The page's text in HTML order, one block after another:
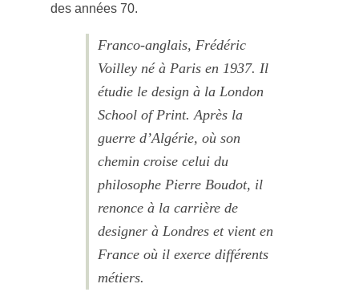
des années 70.
Franco-anglais, Frédéric
Voilley né à Paris en 1937. Il
étudie le design à la London
School of Print. Après la
guerre d’Algérie, où son
chemin croise celui du
philosophe Pierre Boudot, il
renonce à la carrière de
designer à Londres et vient en
France où il exerce différents
métiers.